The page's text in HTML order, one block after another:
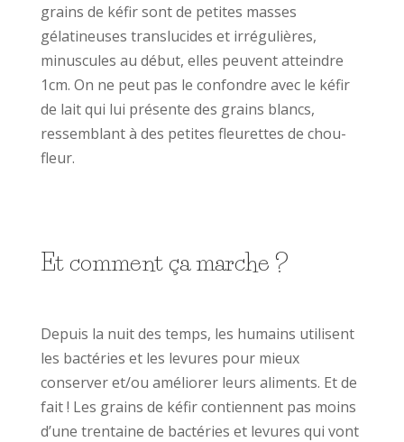
grains de kéfir sont de petites masses
gélatineuses translucides et irrégulières,
minuscules au début, elles peuvent atteindre
1cm. On ne peut pas le confondre avec le kéfir
de lait qui lui présente des grains blancs,
ressemblant à des petites fleurettes de chou-
fleur.
Et comment ça marche ?
Depuis la nuit des temps, les humains utilisent
les bactéries et les levures pour mieux
conserver et/ou améliorer leurs aliments. Et de
fait ! Les grains de kéfir contiennent pas moins
d’une trentaine de bactéries et levures qui vont